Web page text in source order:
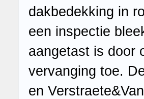
dakbedekking in
een inspectie
aangetast is door
vervanging toe.
en